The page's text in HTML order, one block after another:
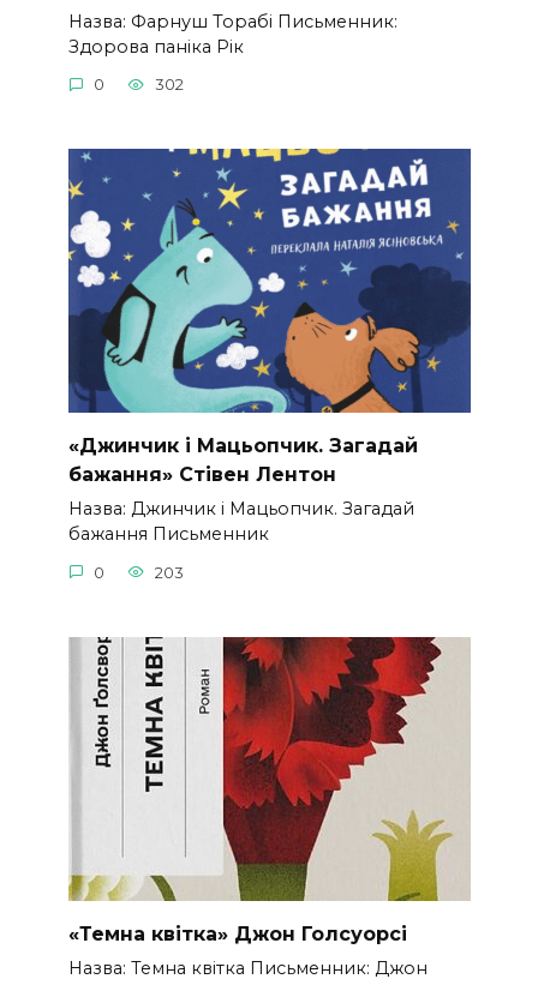
Назва: Фарнуш Торабі Письменник:
Здорова паніка Рік
0 302
«Джинчик і Мацьопчик. Загадай
бажання» Стівен Лентон
Назва: Джинчик і Мацьопчик. Загадай
бажання Письменник
0 203
«Темна квітка» Джон Голсуорсі
Назва: Темна квітка Письменник: Джон